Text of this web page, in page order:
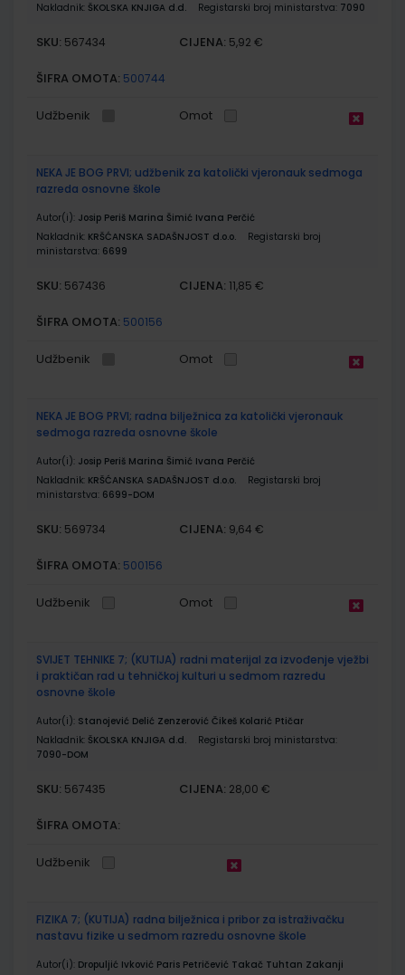
Nakladnik: ŠKOLSKA KNJIGA d.d. Registarski broj ministarstva: 7090
SKU: 567434 CIJENA: 5,92 €
ŠIFRA OMOTA: 500744
Udžbenik Omot
NEKA JE BOG PRVI; udžbenik za katolički vjeronauk sedmoga
razreda osnovne škole
Autor(i): Josip Periš Marina Šimić Ivana Perčić
Nakladnik: KRŠĆANSKA SADAŠNJOST d.o.o.
Registarski broj
ministarstva: 6699
SKU: 567436 CIJENA: 11,85 €
ŠIFRA OMOTA: 500156
Udžbenik Omot
NEKA JE BOG PRVI; radna bilježnica za katolički vjeronauk
sedmoga razreda osnovne škole
Autor(i): Josip Periš Marina Šimić Ivana Perčić
Nakladnik: KRŠĆANSKA SADAŠNJOST d.o.o.
Registarski broj
ministarstva: 6699-DOM
SKU: 569734 CIJENA: 9,64 €
ŠIFRA OMOTA: 500156
Udžbenik Omot
SVIJET TEHNIKE 7; (KUTIJA) radni materijal za izvođenje vježbi
i praktičan rad u tehničkoj kulturi u sedmom razredu
osnovne škole
Autor(i): Stanojević Delić Zenzerović Čikeš Kolarić Ptičar
Nakladnik: ŠKOLSKA KNJIGA d.d.
Registarski broj ministarstva:
7090-DOM
SKU: 567435 CIJENA: 28,00 €
ŠIFRA OMOTA:
Udžbenik
FIZIKA 7; (KUTIJA) radna bilježnica i pribor za istraživačku
nastavu fizike u sedmom razredu osnovne škole
Autor(i): Dropuljić Ivković Paris Petričević Takač Tuhtan Zakanji